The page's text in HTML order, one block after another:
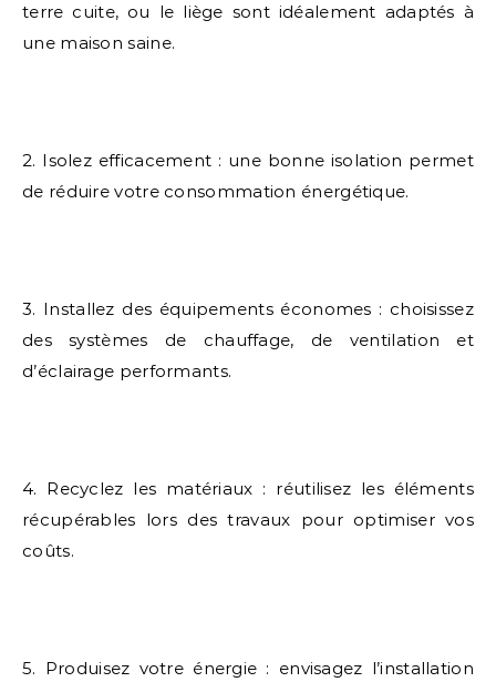
terre cuite, ou le liège sont idéalement adaptés à
une maison saine.
2. Isolez efficacement : une bonne isolation permet
de réduire votre consommation énergétique.
3. Installez des équipements économes : choisissez
des systèmes de chauffage, de ventilation et
d’éclairage performants.
4. Recyclez les matériaux : réutilisez les éléments
récupérables lors des travaux pour optimiser vos
coûts.
5. Produisez votre énergie : envisagez l’installation